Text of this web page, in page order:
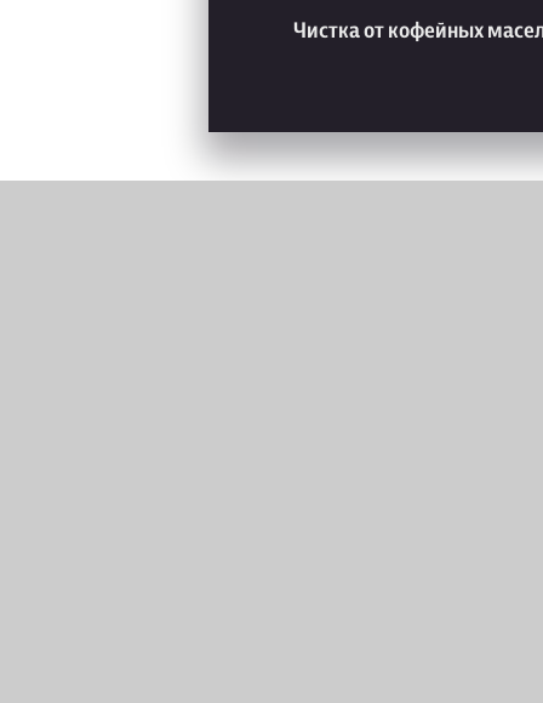
Чистка от кофейных